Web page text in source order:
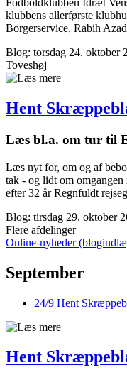
Fodboldklubben Idræt
klubbens allerførste
Borgerservice, Rabih
Blog: torsdag 24. oktober
Toveshøj
Hent
Læs bl.a. om tur til
Læs nyt for, om og af
tak - og lidt om
efter 32 år Regnfuldt
Blog: tirsdag 29. oktober
Flere afdelinger
Online-nyheder
September
24/9 Hent
Hent